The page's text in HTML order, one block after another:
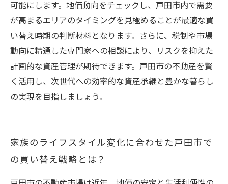
可能にします。地価動向をチェックし、戸田市内で需要
が高まるエリアのタイミングを見極めることが最適な買
い替え時期の判断材料となります。さらに、税制や市場
動向に精通した専門家への相談により、リスクを抑えた
計画的な資産管理が期待できます。戸田市の不動産を賢
く活用し、次世代への効率的な資産承継と豊かな暮らし
の実現を目指しましょう。
家族のライフスタイル変化に合わせた戸田市で
の買い替え戦略とは？